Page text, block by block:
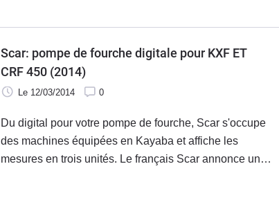
Scar: pompe de fourche digitale pour KXF ET
CRF 450 (2014)
Le 12/03/2014 0
Du digital pour votre pompe de fourche, Scar s'occupe
des machines équipées en Kayaba et affiche les
mesures en trois unités. Le français Scar annonce un